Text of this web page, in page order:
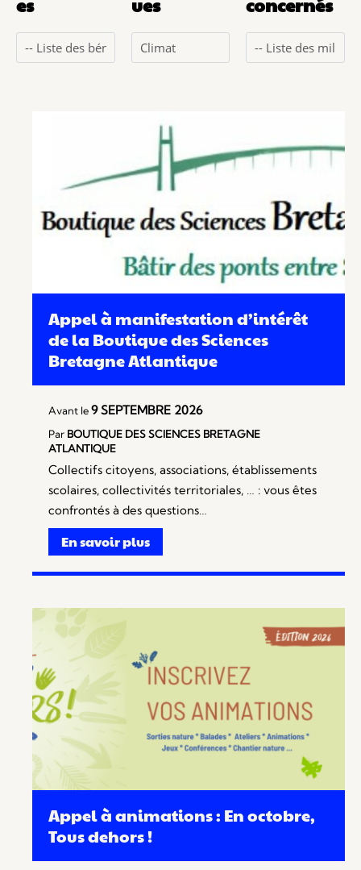
es
ues
concernés
Appel à manifestation d’intérêt
de la Boutique des Sciences
Bretagne Atlantique
Avant le9 SEPTEMBRE 2026
Par BOUTIQUE DES SCIENCES BRETAGNE
ATLANTIQUE
Collectifs citoyens, associations, établissements
scolaires, collectivités territoriales, … : vous êtes
confrontés à des questions…
En savoir plus
Appel à animations : En octobre,
Tous dehors !